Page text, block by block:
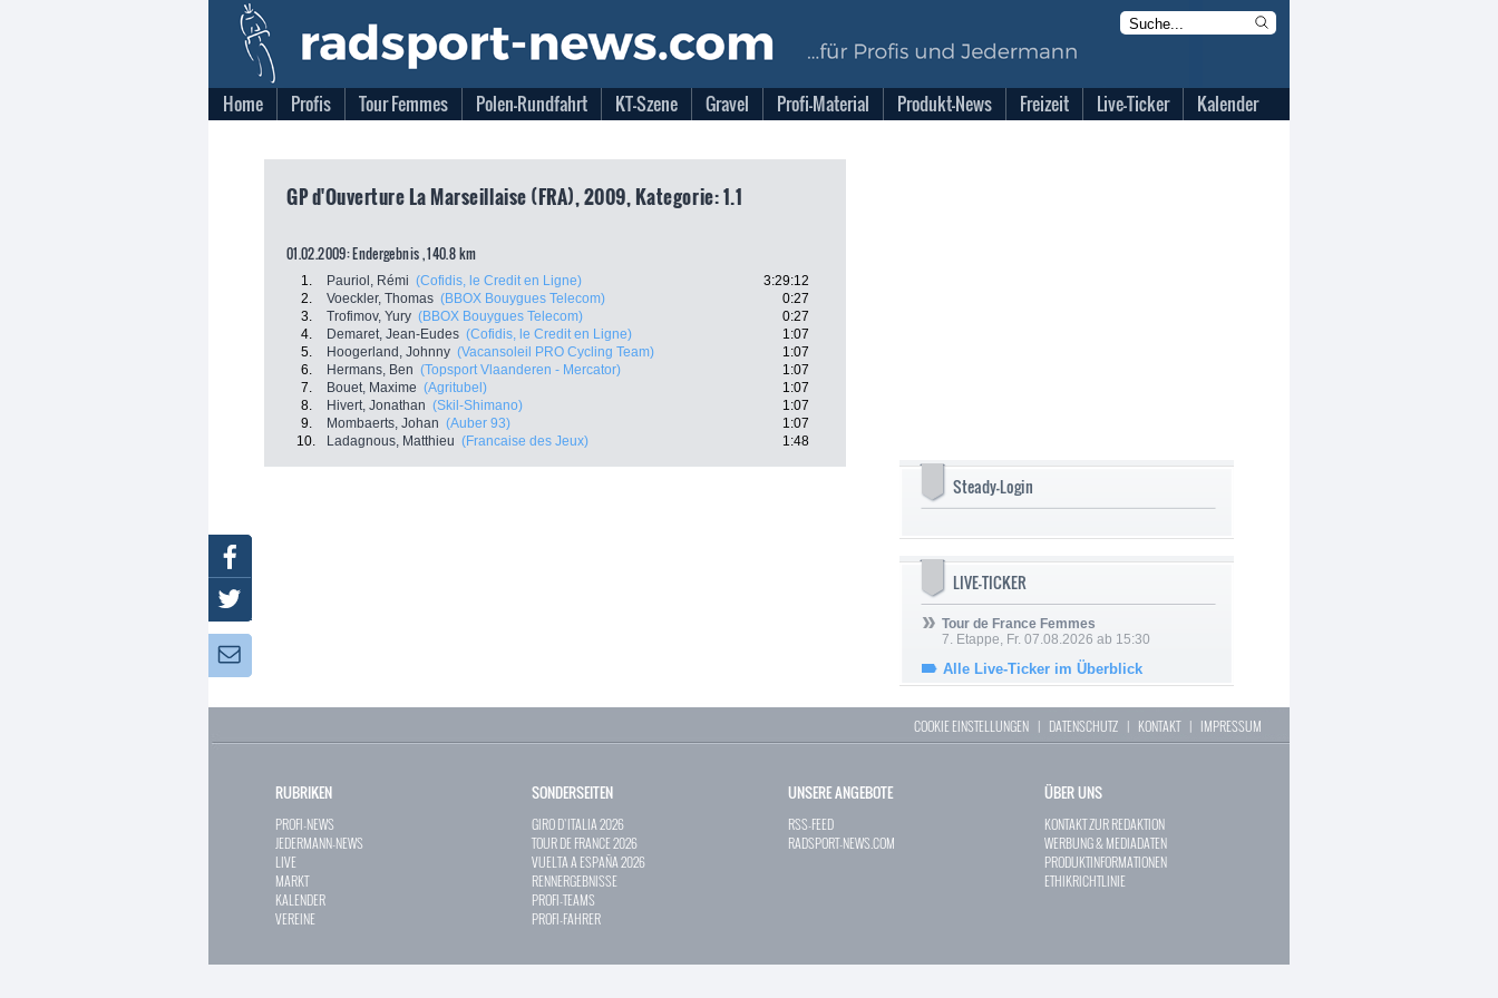
Home Profis Tour Femmes Polen-Rundfahrt KT-Szene Gravel Profi-Material Produkt-News Freizeit Live-Ticker Kalender
GP d'Ouverture La Marseillaise (FRA), 2009, Kategorie: 1.1
01.02.2009: Endergebnis , 140.8 km
1. Pauriol, Rémi (Cofidis, le Credit en Ligne)
3:29:12
2.
Voeckler, Thomas (BBOX Bouygues Telecom)
0:27
3.
Trofimov, Yury (BBOX Bouygues Telecom)
0:27
4.
Demaret, Jean-Eudes (Cofidis, le Credit en Ligne)
1:07
5.
Hoogerland, Johnny (Vacansoleil PRO Cycling Team)
1:07
6.
Hermans, Ben (Topsport Vlaanderen - Mercator)
1:07
7.
Bouet, Maxime (Agritubel)
1:07
8.
Hivert, Jonathan (Skil-Shimano)
1:07
9.
Mombaerts, Johan (Auber 93)
1:07
10.
Ladagnous, Matthieu (Francaise des Jeux) 1:48
Steady-Login
LIVE-TICKER
Tour de France Femmes
7. Etappe, Fr. 07.08.2026 ab 15:30
Alle Live-Ticker im Überblick
COOKIE EINSTELLUNGEN | DATENSCHUTZ | KONTAKT| IMPRESSUM
RUBRIKEN
PROFI-NEWS
JEDERMANN-NEWS
LIVE
MARKT
KALENDER
VEREINE
SONDERSEITEN
GIRO D`ITALIA 2026
TOUR DE FRANCE 2026
VUELTA A ESPAÑA 2026
RENNERGEBNISSE
PROFI-TEAMS
PROFI-FAHRER
UNSERE ANGEBOTE
RSS-FEED
RADSPORT-NEWS.COM
ÜBER UNS
KONTAKT ZUR REDAKTION
WERBUNG & MEDIADATEN
PRODUKTINFORMATIONEN
ETHIKRICHTLINIE